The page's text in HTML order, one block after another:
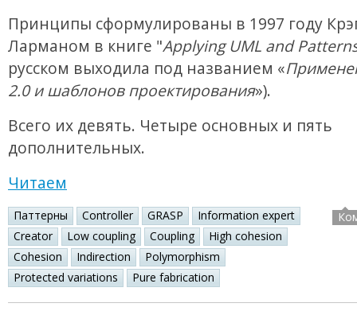
Принципы сформулированы в 1997 году
Ларманом в книге "Applying UML and
русском выходила под названием «
2.0 и шаблонов проектирования»).
Всего их девять. Четыре основных и пять
дополнительных.
Читаем
Паттерны Controller GRASP
Information expert
Creator
Low coupling Coupling
High cohesion
Cohesion
Indirection
Polymorphism
Protected variations
Pure fabrication